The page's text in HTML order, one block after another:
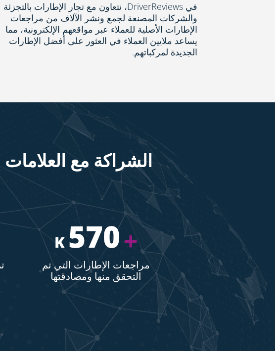
في DriverReviews، نتعاون مع تجار الإطارات بالتجزئة
والشركات المصنعة لجمع ونشر الآلاف من مراجعات
الإطارات الأصلية للعملاء عبر مواقعهم الإلكترونية، مما
يساعد ملايين العملاء في العثور على أفضل الإطارات
الجديدة لمركباتهم.
+
570
K
مراجعات الإطارات التي تم
التحقق منها ومصادقتها